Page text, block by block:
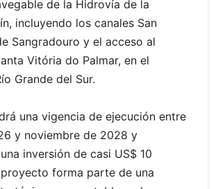
de la Hidrovía de la
incluyendo los canales San
Sangradouro y el acceso al
Vitória do Palmar, en el
Grande del Sur.
una vigencia de ejecución entre
y noviembre de 2028 y
inversión de casi US$ 10
forma parte de una